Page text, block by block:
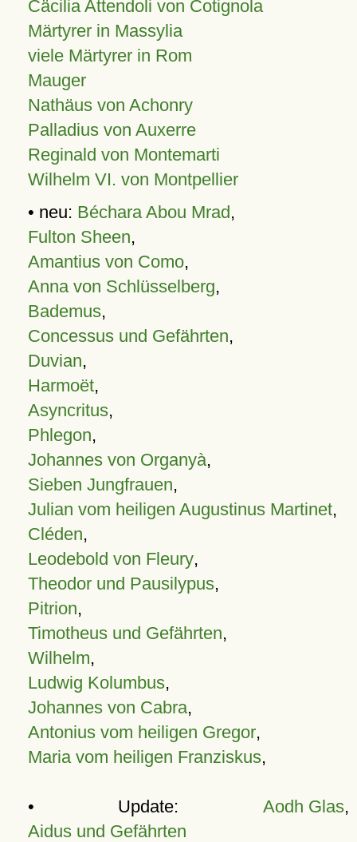
Cäcilia Attendoli von Cotignola
Märtyrer in Massylia
viele Märtyrer in Rom
Mauger
Nathäus von Achonry
Palladius von Auxerre
Reginald von Montemarti
Wilhelm VI. von Montpellier
• neu: Béchara Abou Mrad,
Fulton Sheen,
Amantius von Como,
Anna von Schlüsselberg,
Bademus,
Concessus und Gefährten,
Duvian,
Harmoët,
Asyncritus,
Phlegon,
Johannes von Organyà,
Sieben Jungfrauen,
Julian vom heiligen Augustinus Martinet,
Cléden,
Leodebold von Fleury,
Theodor und Pausilypus,
Pitrion,
Timotheus und Gefährten,
Wilhelm,
Ludwig Kolumbus,
Johannes von Cabra,
Antonius vom heiligen Gregor,
Maria vom heiligen Franziskus,
• Update: Aodh Glas,
Aidus und Gefährten